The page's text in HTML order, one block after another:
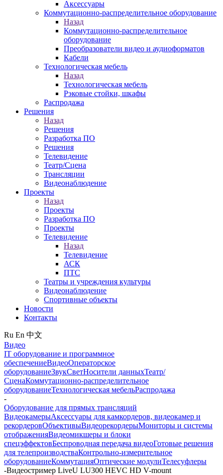
Аксессуары
Коммутационно-распределительное оборудование
Назад
Коммутационно-распределительное
оборудование
Преобразователи видео и аудиоформатов
Кабели
Технологическая мебель
Назад
Технологическая мебель
Рэковые стойки, шкафы
Распродажа
Решения
Назад
Решения
Разработка ПО
Решения
Телевидение
Театр/Сцена
Трансляции
Видеонаблюдение
Проекты
Назад
Проекты
Разработка ПО
Проекты
Телевидение
Назад
Телевидение
АСК
ПТС
Театры и учреждения культуры
Видеонаблюдение
Спортивные объекты
Новости
Контакты
Ru En 中文
Видео
IT оборудование и программное
обеспечениеВидеоОператорское
оборудованиеЗвукСветНосители данныхТеатр/
СценаКоммутационно-распределительное
оборудованиеТехнологическая мебельРаспродажа
-
Оборудование для прямых трансляций
ВидеокамерыАксессуары для камкордеров, видеокамер и
рекордеровОбъективыВидеорекордерыМониторы и системы
отображенияВидеомикшеры и блоки
спецэффектовБеспроводная передача видеоГотовые решения
для телепроизводстваКонтрольно-измерительное
оборудованиеКоммутацияОптические модулиТелесуфлеры
-Видеостример LiveU LU300 НЕVC HD V-mount